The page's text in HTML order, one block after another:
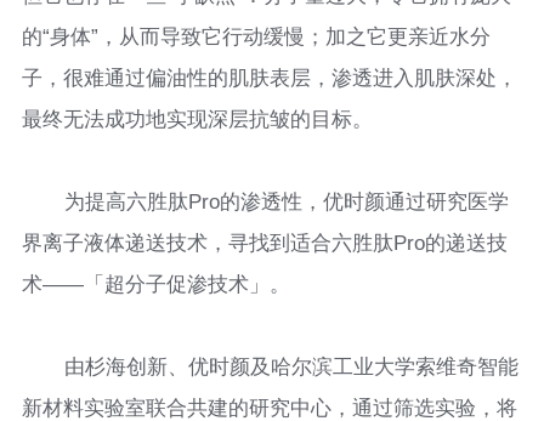
的“身体”，从而导致它行动缓慢；加之它更亲近水分
子，很难通过偏油性的肌肤表层，渗透进入肌肤深处，
最终无法成功地实现深层抗皱的目标。
为提高六胜肽Pro的渗透性，优时颜通过研究医学
界离子液体递送技术，寻找到适合六胜肽Pro的递送技
术——「超分子促渗技术」。
由杉海创新、优时颜及哈尔滨工业大学索维奇智能
新材料实验室联合共建的研究中心，通过筛选实验，将